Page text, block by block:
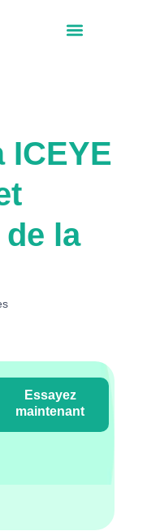
ICEYE
la
Essayez
maintenant